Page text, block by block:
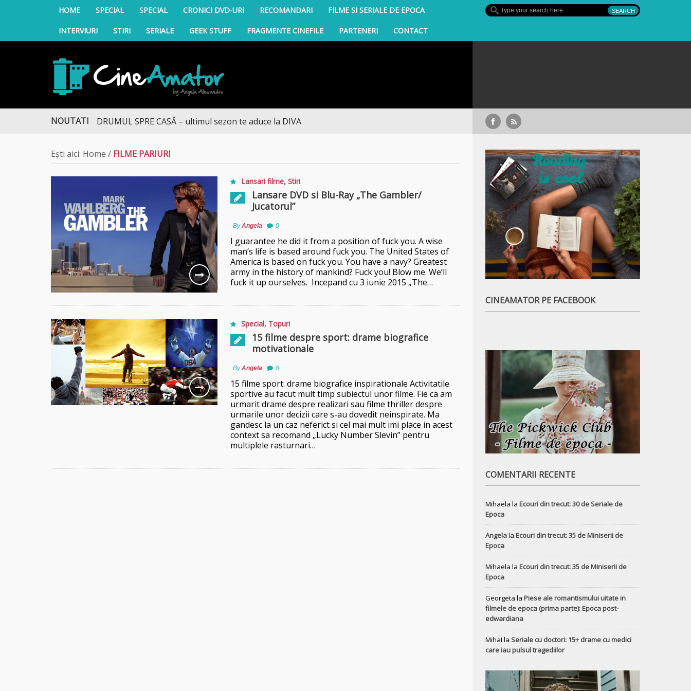
HOME SPECIAL SPECIAL CRONICI DVD-URI RECOMANDARI FILME SI SERIALE DE EPOCA
INTERVIURI STIRI SERIALE GEEK STUFF FRAGMENTE CINEFILE PARTENERI CONTACT
CineAmator
NOUTATIDRUMUL SPRE CASĂ – ultimul sezon te aduce la DIVA
Ești aici: Home / FILME PARIURI
Lansari filme, Stiri
Lansare DVD si Blu-Ray „The Gambler/
Jucatorul”
ByAngela 0
I guarantee he did it from a position of fuck you. A wise
man’s life is based around fuck you. The United States of
America is based on fuck you. You have a navy? Greatest
army in the history of mankind? Fuck you! Blow me. We’ll
fuck it up ourselves. Incepand cu 3 iunie 2015 „The…
Special, Topuri
15 filme despre sport: drame biografice
motivationale
ByAngela 0
15 filme sport: drame biografice inspirationale Activitatile
sportive au facut mult timp subiectul unor filme. Fie ca am
urmarit drame despre realizari sau filme thriller despre
urmarile unor decizii care s-au dovedit neinspirate. Ma
gandesc la un caz neferict si cel mai mult imi place in acest
context sa recomand „Lucky Number Slevin” pentru
multiplele rasturnari…
CINEAMATOR PE FACEBOOK
COMENTARII RECENTE
Mihaela la Ecouri din trecut: 30 de Seriale de
Epoca
Angelala Ecouri din trecut: 35 de Miniserii de
Epoca
Mihaela la Ecouri din trecut: 35 de Miniserii de
Epoca
Georgeta la Piese ale romantismului uitate in
filmele de epoca (prima parte): Epoca post-
edwardiana
MihaI la Seriale cu doctori: 15+ drame cu medici
care iau pulsul tragediilor